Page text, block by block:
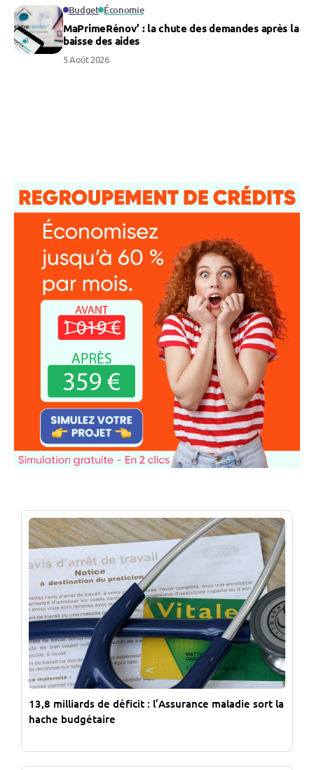
Budget Économie
MaPrimeRénov’ : la chute des demandes après la
baisse des aides
5 Août 2026
13,8 milliards de déficit : l’Assurance maladie sort la
hache budgétaire